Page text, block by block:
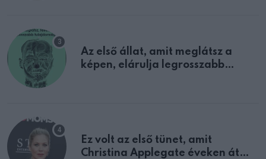
Az első állat, amit meglátsz a
képen, elárulja legrosszabb
Ez volt az első tünet, amit
Christina Applegate éveken át